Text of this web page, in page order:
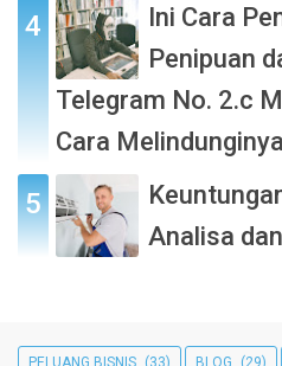
Ini Cara
Penipuan
Telegram No. 2.c
Cara Melindunginya
Analisa
PELUANG BISNIS (33) BLOG (29)